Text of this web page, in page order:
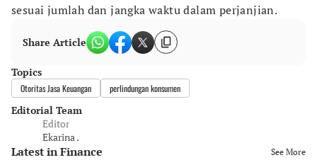
sesuai jumlah dan jangka waktu dalam perjanjian.
Share Article
Topics
Otoritas Jasa Keuangan perlindungan konsumen
Editorial Team
Editor
Ekarina .
Latest in Finance See More